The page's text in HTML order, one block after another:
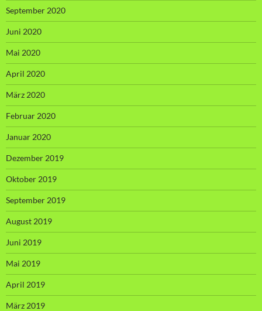
September 2020
Juni 2020
Mai 2020
April 2020
März 2020
Februar 2020
Januar 2020
Dezember 2019
Oktober 2019
September 2019
August 2019
Juni 2019
Mai 2019
April 2019
März 2019